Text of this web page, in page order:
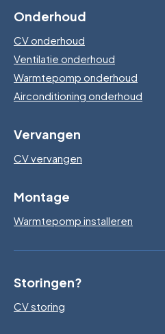
Onderhoud
CV onderhoud
Ventilatie onderhoud
Warmtepomp onderhoud
Airconditioning onderhoud
Vervangen
CV vervangen
Montage
Warmtepomp installeren
Storingen?
CV storing